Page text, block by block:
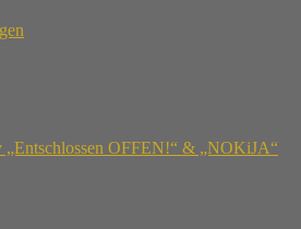
OFFEN!“ & „NOKiJA“